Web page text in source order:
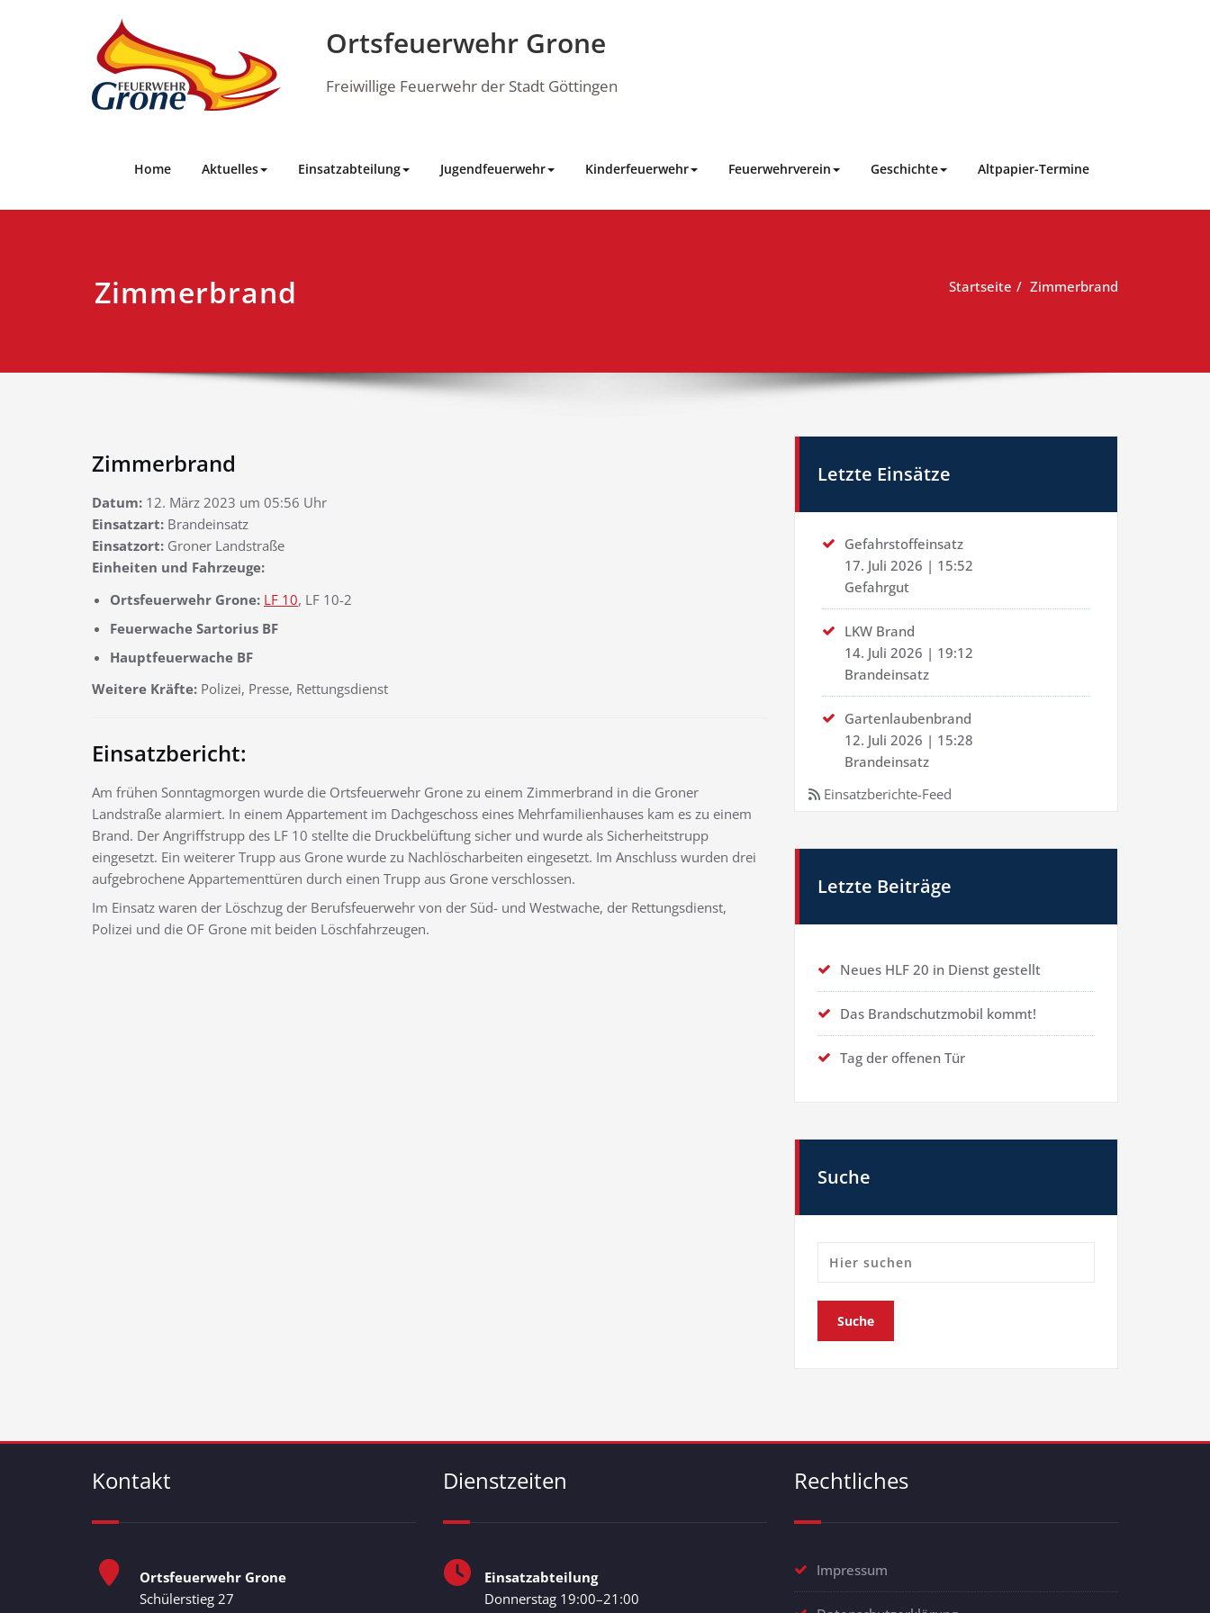
Ortsfeuerwehr Grone
Freiwillige Feuerwehr der Stadt Göttingen
Home Aktuelles Einsatzabteilung Jugendfeuerwehr Kinderfeuerwehr Feuerwehrverein Geschichte Altpapier-Termine
Zimmerbrand Startseite Zimmerbrand
Zimmerbrand
Datum: 12. März 2023 um 05:56 Uhr
Einsatzart: Brandeinsatz
Einsatzort: Groner Landstraße
Einheiten und Fahrzeuge:
Ortsfeuerwehr Grone: LF 10, LF 10-2
Feuerwache Sartorius BF
Hauptfeuerwache BF
Weitere Kräfte: Polizei, Presse, Rettungsdienst
Einsatzbericht:
Am frühen Sonntagmorgen wurde die Ortsfeuerwehr Grone zu einem Zimmerbrand in die Groner
Landstraße alarmiert. In einem Appartement im Dachgeschoss eines Mehrfamilienhauses kam es zu einem
Brand. Der Angriffstrupp des LF 10 stellte die Druckbelüftung sicher und wurde als Sicherheitstrupp
eingesetzt. Ein weiterer Trupp aus Grone wurde zu Nachlöscharbeiten eingesetzt. Im Anschluss wurden drei
aufgebrochene Appartementtüren durch einen Trupp aus Grone verschlossen.
Im Einsatz waren der Löschzug der Berufsfeuerwehr von der Süd- und Westwache, der Rettungsdienst,
Polizei und die OF Grone mit beiden Löschfahrzeugen.
Letzte Einsätze
Gefahrstoffeinsatz
17. Juli 2026 | 15:52
Gefahrgut
LKW Brand
14. Juli 2026 | 19:12
Brandeinsatz
Gartenlaubenbrand
12. Juli 2026 | 15:28
Brandeinsatz
Einsatzberichte-Feed
Letzte Beiträge
Neues HLF 20 in Dienst gestellt
Das Brandschutzmobil kommt!
Tag der offenen Tür
Suche
Kontakt
Ortsfeuerwehr Grone
Schülerstieg 27
Dienstzeiten
Einsatzabteilung
Donnerstag 19:00–21:00
Rechtliches
Impressum